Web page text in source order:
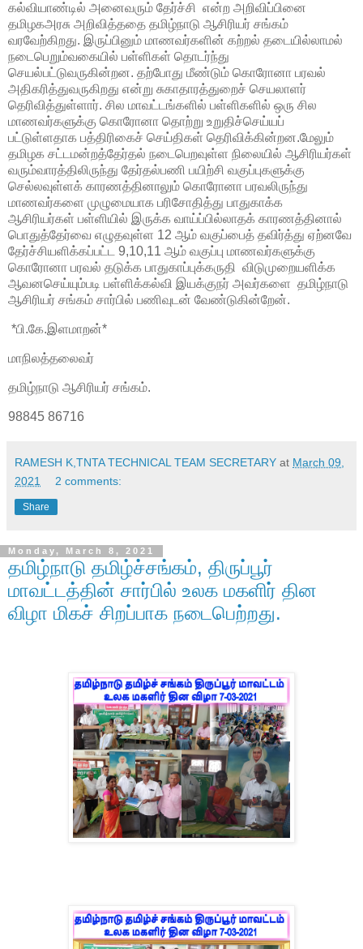
கல்வியாண்டில் அனைவரும் தேர்ச்சி என்ற அறிவிப்பினை
தமிழகஅரசு அறிவித்ததை தமிழ்நாடு ஆசிரியர் சங்கம்
வரவேற்கிறது. இருப்பினும் மாணவர்களின் கற்றல் தடையில்லாமல்
நடைபெறும்வகையில் பள்ளிகள் தொடர்ந்து
செயல்பட்டுவருகின்றன. தற்போது மீண்டும் கொரோனா பரவல்
அதிகரித்துவருகிறது என்று சுகாதாரத்துறைச் செயலாளர்
தெரிவித்துள்ளார். சில மாவட்டங்களில் பள்ளிகளில் ஒரு சில
மாணவர்களுக்கு கொரோனா தொற்று உறுதிச்செய்யப்
பட்டுள்ளதாக பத்திரிகைச் செய்திகள் தெரிவிக்கின்றன.மேலும்
தமிழக சட்டமன்றத்தேர்தல் நடைபெறவுள்ள நிலையில் ஆசிரியர்கள்
வரும்வாரத்திலிருந்து தேர்தல்பணி பயிற்சி வகுப்புகளுக்கு
செல்லவுள்ளக் காரணத்தினாலும் கொரோனா பரவலிருந்து
மாணவர்களை முழுமையாக பரிசோதித்து பாதுகாக்க
ஆசிரியர்கள் பள்ளியில் இருக்க வாய்ப்பில்லாதக் காரணத்தினால்
பொதுத்தேர்வை எழுதவுள்ள 12 ஆம் வகுப்பைத் தவிர்த்து ஏற்னவே
தேர்ச்சியளிக்கப்பட்ட 9,10,11 ஆம் வகுப்பு மாணவர்களுக்கு
கொரோனா பரவல் தடுக்க பாதுகாப்புக்கருதி விடுமுறையளிக்க
ஆவனசெய்யும்படி பள்ளிக்கல்வி இயக்குநர் அவர்களை தமிழ்நாடு
ஆசிரியர் சங்கம் சார்பில் பணிவுடன் வேண்டுகின்றேன்.
*பி.கே.இளமாறன்*
மாநிலத்தலைவர்
தமிழ்நாடு ஆசிரியர் சங்கம்.
98845 86716
RAMESH K,TNTA TECHNICAL TEAM SECRETARY at March 09,
2021
2 comments:
Share
Monday, March 8, 2021
தமிழ்நாடு தமிழ்ச்சங்கம், திருப்பூர்
மாவட்டத்தின் சார்பில் உலக மகளிர் தின
விழா மிகச் சிறப்பாக நடைபெற்றது.